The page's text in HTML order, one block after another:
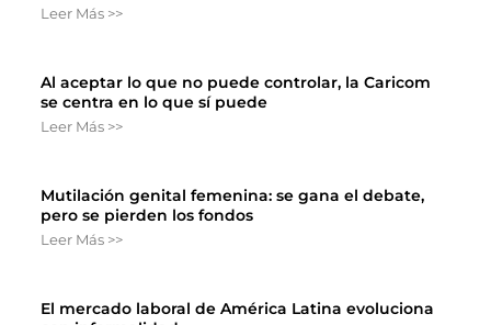
Leer Más >>
Al aceptar lo que no puede controlar, la Caricom
se centra en lo que sí puede
Leer Más >>
Mutilación genital femenina: se gana el debate,
pero se pierden los fondos
Leer Más >>
El mercado laboral de América Latina evoluciona